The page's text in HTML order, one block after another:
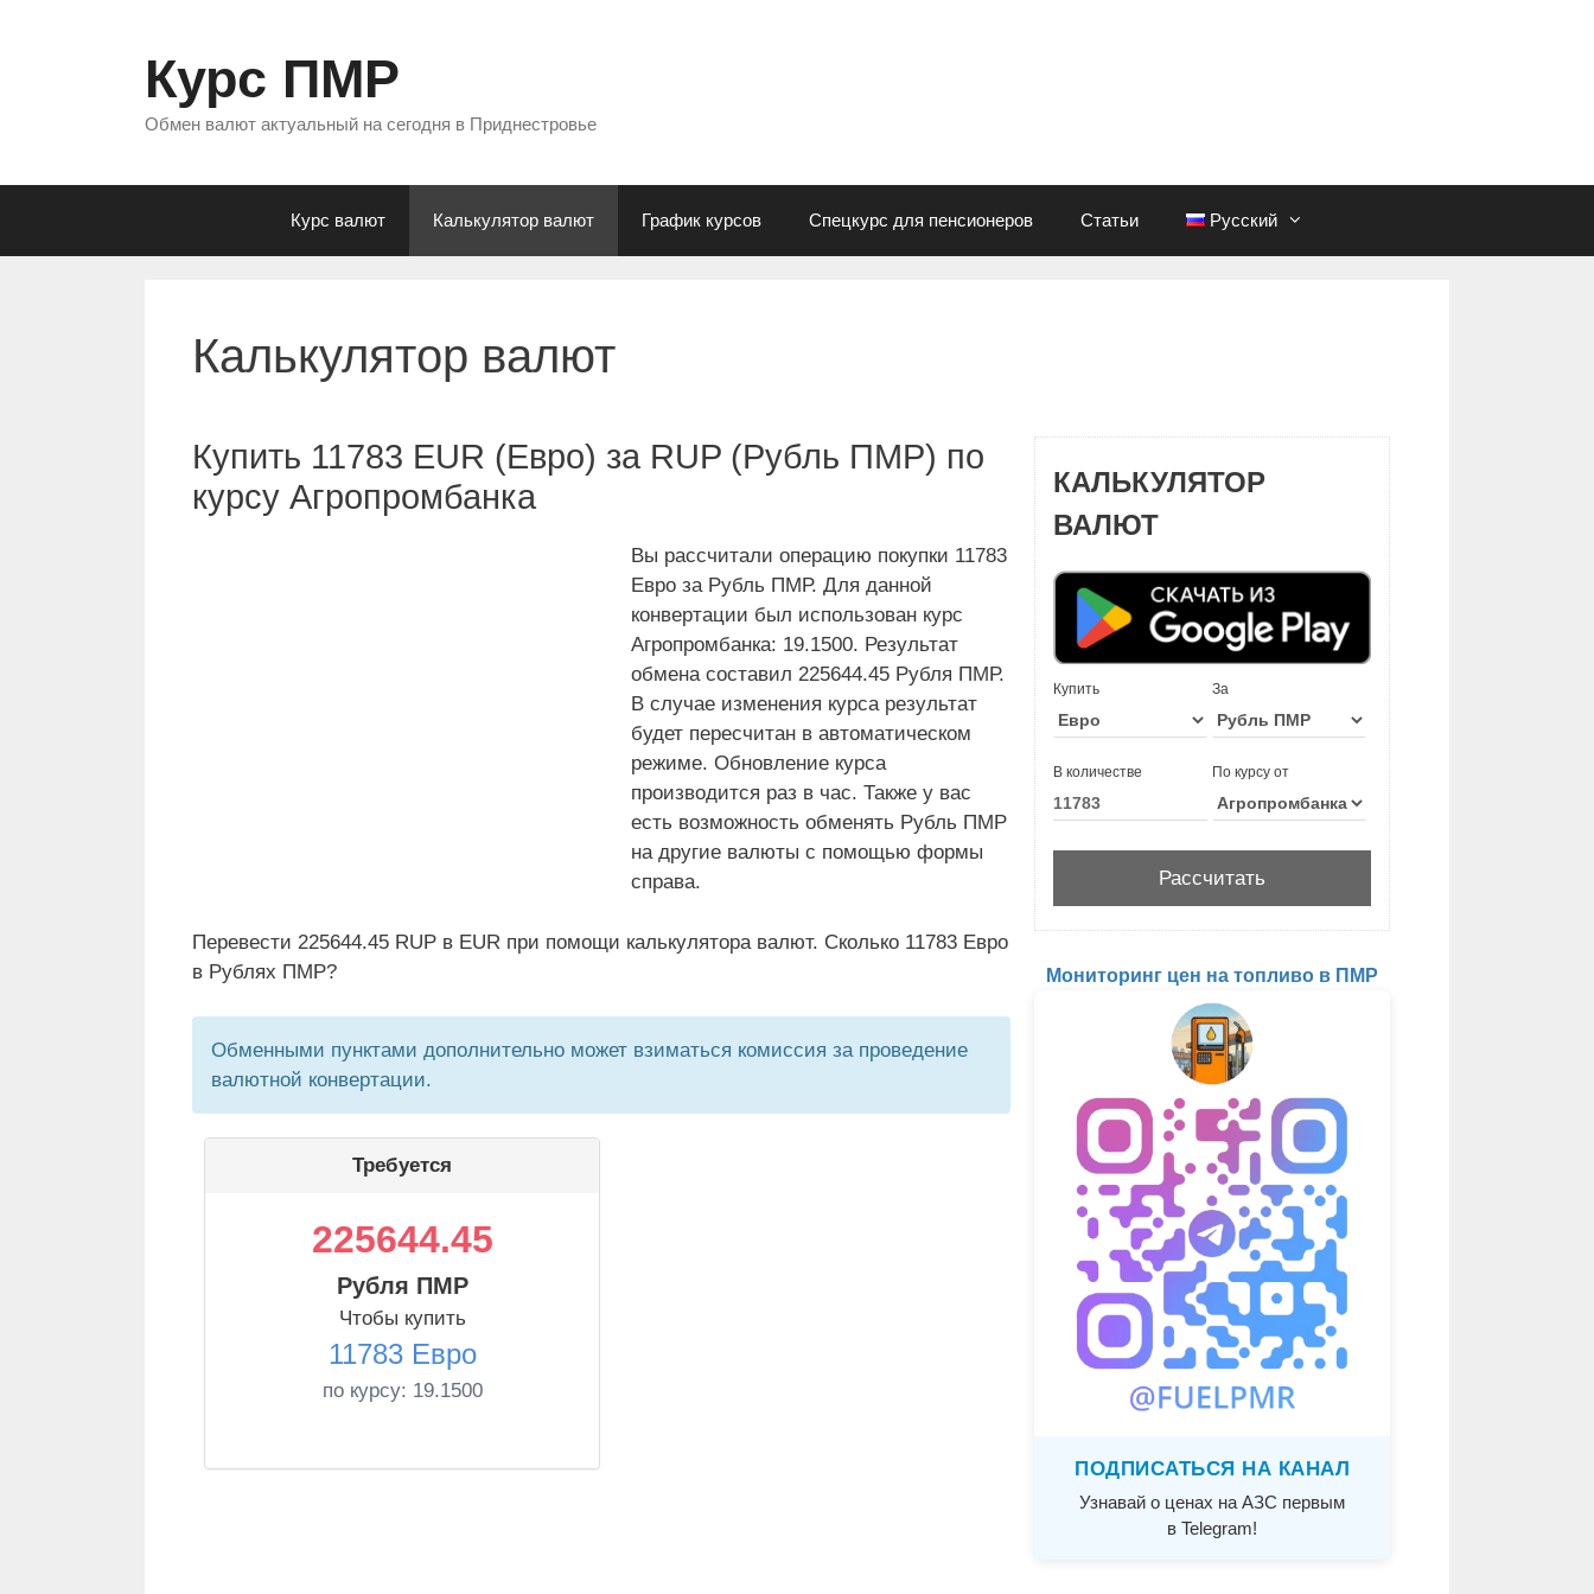
Курс ПМР
Обмен валют актуальный на сегодня в Приднестровье
Курс валют Калькулятор валют График курсов Спецкурс для пенсионеров Статьи Русский
Калькулятор валют
Купить 11783 EUR (Евро) за RUP (Рубль ПМР) по
курсу Агропромбанка
Вы рассчитали операцию покупки 11783
Евро за Рубль ПМР. Для данной
конвертации был использован курс
Агропромбанка: 19.1500. Результат
обмена составил 225644.45 Рубля ПМР.
В случае изменения курса результат
будет пересчитан в автоматическом
режиме. Обновление курса
производится раз в час. Также у вас
есть возможность обменять Рубль ПМР
на другие валюты с помощью формы
справа.
Перевести 225644.45 RUP в EUR при помощи калькулятора валют. Сколько 11783 Евро
в Рублях ПМР?
Обменными пунктами дополнительно может взиматься комиссия за проведение
валютной конвертации.
Требуется
225644.45
Рубля ПМР
Чтобы купить
11783 Евро
по курсу: 19.1500
КАЛЬКУЛЯТОР
ВАЛЮТ
Купить За
В количестве По курсу от
Мониторинг цен на топливо в ПМР
ПОДПИСАТЬСЯ НА КАНАЛ
Узнавай о ценах на АЗС первым
в Telegram!